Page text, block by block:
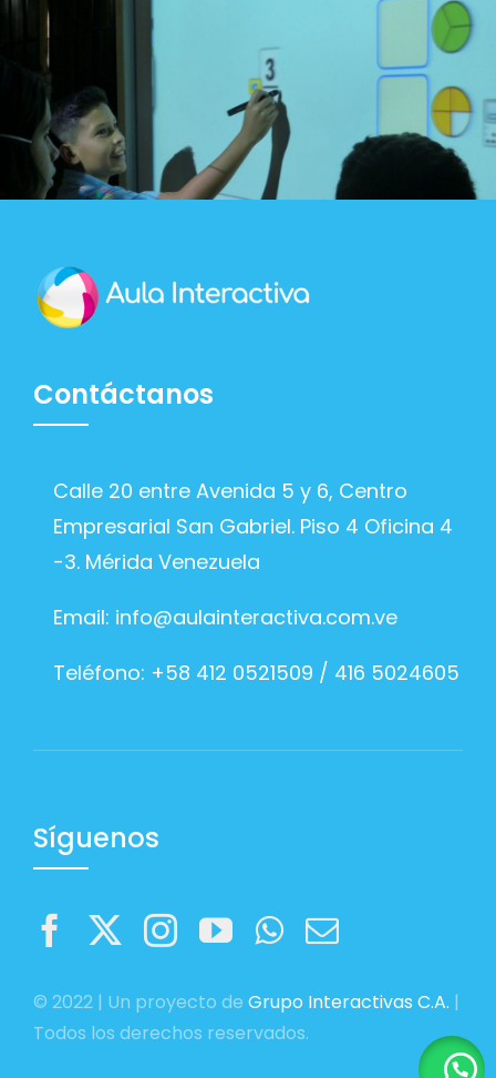
Contáctanos
Calle 20 entre Avenida 5 y 6, Centro
Empresarial San Gabriel. Piso 4 Oficina 4
-3. Mérida Venezuela
Email: info@aulainteractiva.com.ve
Teléfono: +58 412 0521509 / 416 5024605
Síguenos
© 2022 | Un proyecto de Grupo Interactivas C.A. |
Todos los derechos reservados.